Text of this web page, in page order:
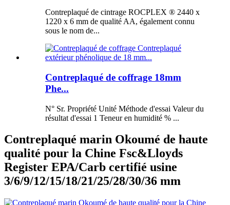
Contreplaqué de cintrage ROCPLEX ® 2440 x
1220 x 6 mm de qualité AA, également connu
sous le nom de...
Contreplaqué de coffrage 18mm
Phe...
N° Sr. Propriété Unité Méthode d'essai Valeur du
résultat d'essai 1 Teneur en humidité % ...
Contreplaqué marin Okoumé de haute
qualité pour la Chine Fsc&Lloyds
Register EPA/Carb certifié usine
3/6/9/12/15/18/21/25/28/30/36 mm